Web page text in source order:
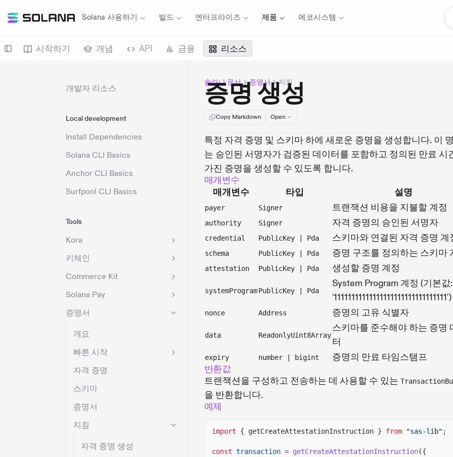
Solana 사용하기 빌드 엔터프라이즈 제품 에코시스템
시작하기 개념 API 금융 리소스
개발자 리소스
Local development
Install Dependencies
Solana CLI Basics
Anchor CLI Basics
Surfpool CLI Basics
Tools
Kora
키체인
Commerce Kit
Solana Pay
증명서
개요
빠른 시작
자격 증명
스키마
증명서
지침
자격 증명 생성
솔라나 문서 증명서 지침
증명 생성
Copy Markdown Open
특정 자격 증명 및 스키마 하에 새로운 증명을 생성합니다. 이
는 승인된 서명자가 검증된 데이터를 포함하고 정의된 만료 시
가진 증명을 생성할 수 있도록 합니다.
매개변수
매개변수
타입 설명
payer Signer 트랜잭션 비용을 지불할 계정
authority Signer 자격 증명의 승인된 서명자
credential PublicKey | Pda 스키마와 연결된 자격 증명 계
schema PublicKey | Pda 증명 구조를 정의하는 스키마
attestation PublicKey | Pda 생성할 증명 계정
systemProgramPublicKey | Pda
System Program 계정 (기본값:
'11111111111111111111111111111111')
nonce Address 증명의 고유 식별자
data ReadonlyUint8Array
스키마를 준수해야 하는 증명
터
expiry number | bigint
증명의 만료 타임스탬프
반환값
트랜잭션을 구성하고 전송하는 데 사용할 수 있는
을 반환합니다.
예제
import { getCreateAttestationInstruction } from "sas-lib" ;
const transaction = getCreateAttestationInstruction({